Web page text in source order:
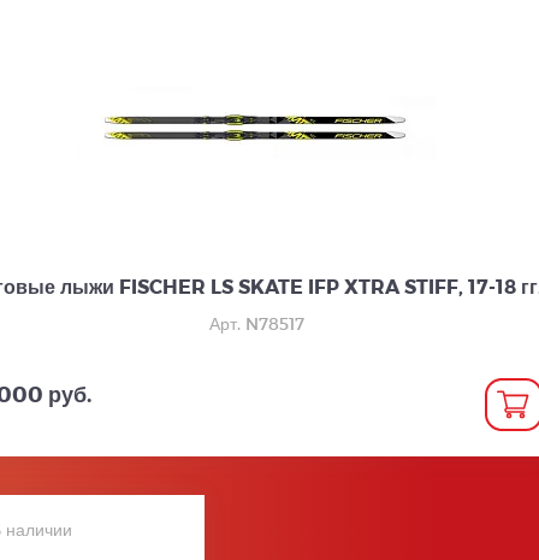
лыжи FISCHER LS SKATE IFP XTRA STIFF, 17-18 гг.
Арт. N78517
руб.
наличии